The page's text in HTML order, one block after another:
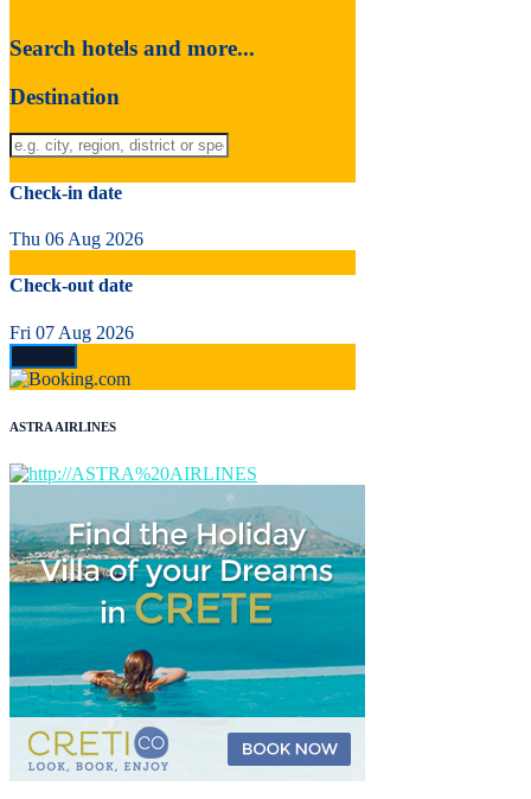
Search hotels and more...
Destination
Check-in date
Thu 06 Aug 2026
Check-out date
Fri 07 Aug 2026
ASTRA AIRLINES